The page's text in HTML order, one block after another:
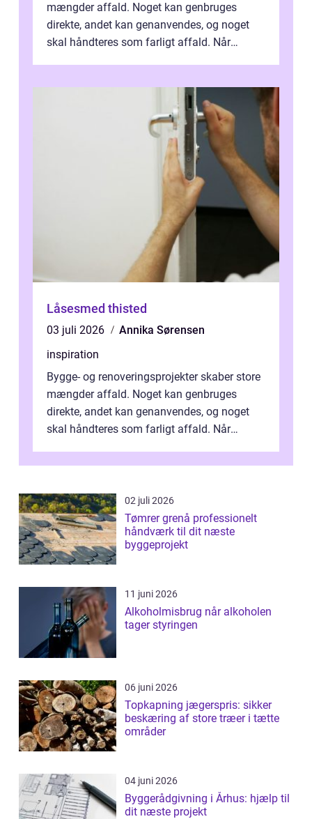
mængder affald. Noget kan genbruges
direkte, andet kan genanvendes, og noget
skal håndteres som farligt affald. Når
Låsesmed thisted
03 juli 2026
Annika Sørensen
inspiration
Bygge- og renoveringsprojekter skaber store
mængder affald. Noget kan genbruges
direkte, andet kan genanvendes, og noget
skal håndteres som farligt affald. Når
02 juli 2026
Tømrer grenå professionelt
håndværk til dit næste
byggeprojekt
11 juni 2026
Alkoholmisbrug når alkoholen
tager styringen
06 juni 2026
Topkapning jægerspris: sikker
beskæring af store træer i tætte
områder
04 juni 2026
Byggerådgivning i Århus: hjælp til
dit næste projekt